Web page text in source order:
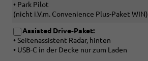
• Park Pilot
(nicht i.V.m. Convenience Plus-Paket WIN)
Assisted Drive-Paket:
• Seitenassistent Radar, hinten
• USB-C in der Decke nur zum Laden